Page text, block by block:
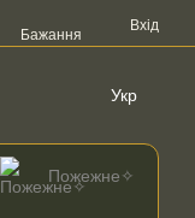
Бажання
Вхід
Укр
Пожежне✧